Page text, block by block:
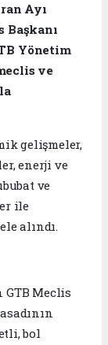
Ayı
Başkanı
Yönetim
ve
gelişmeler,
enerji ve
ve
ile
alındı.
GTB Meclis
bol